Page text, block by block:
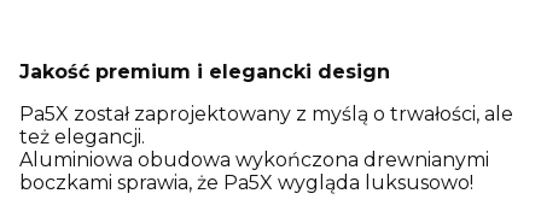
Jakość premium i elegancki design
Pa5X został zaprojektowany z myślą o trwałości, ale
też elegancji.
Aluminiowa obudowa wykończona drewnianymi
boczkami sprawia, że Pa5X wygląda luksusowo!